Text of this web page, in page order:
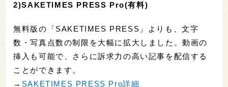
2)SAKETIMES PRESS Pro(有料)
無料版の「SAKETIMES PRESS」よりも、文字
数・写真点数の制限を大幅に拡大しました。動画の
挿入も可能で、さらに訴求力の高い記事を配信する
ことができます。
→ SAKETIMES PRESS Pro詳細